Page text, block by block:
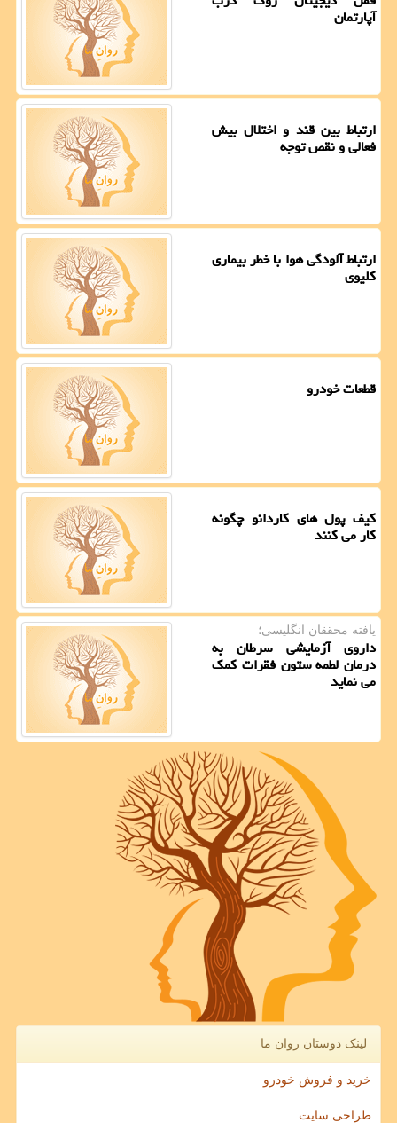
آپارتمان
ارتباط بین قند و اختلال بیش
فعالی و نقص توجه
ارتباط آلودگی هوا با خطر بیماری
کلیوی
قطعات خودرو
کیف پول های کاردانو چگونه
کار می کنند
یافته محققان انگلیسی؛
داروی آزمایشی سرطان به
درمان لطمه ستون فقرات کمک
می نماید
لینک دوستان روان ما
خرید و فروش خودرو
طراحی سایت